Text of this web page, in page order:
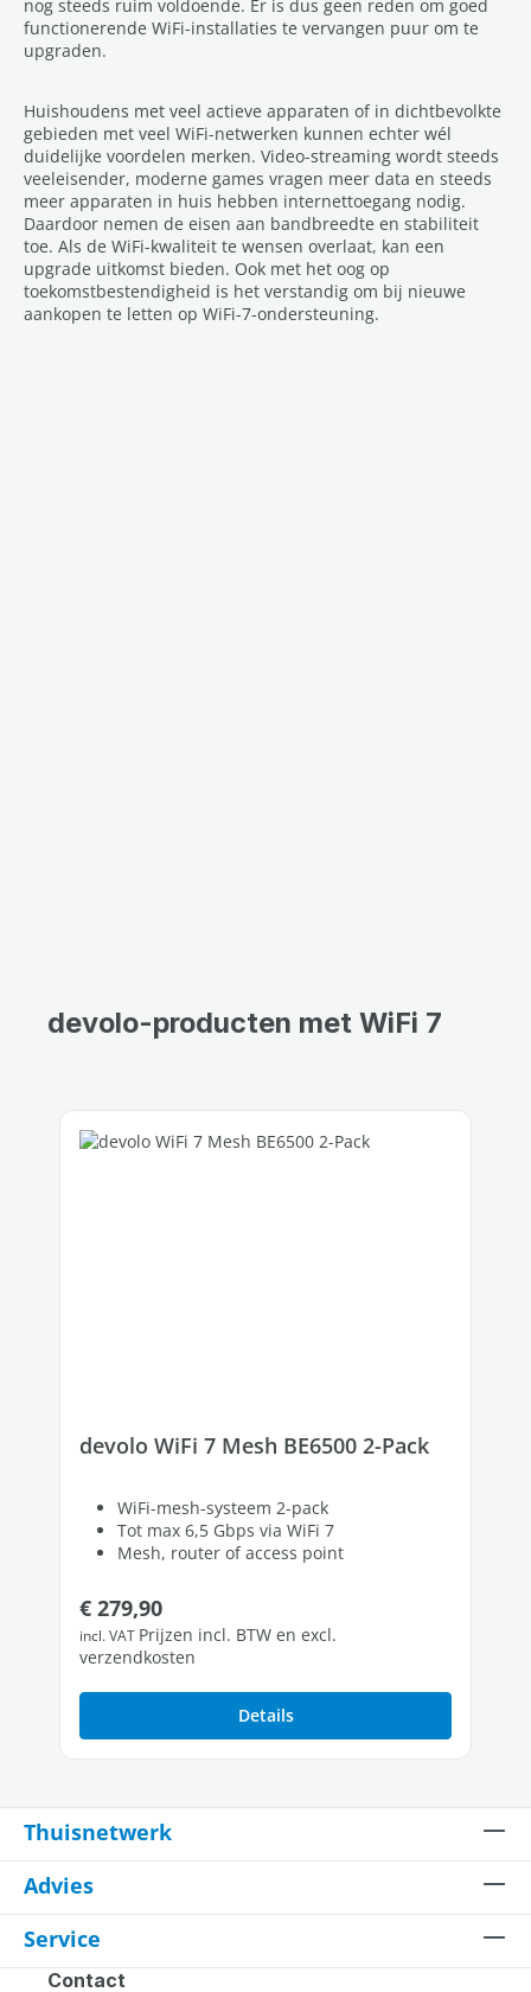
nog steeds ruim voldoende. Er is dus geen reden om goed
functionerende WiFi-installaties te vervangen puur om te
upgraden.
Huishoudens met veel actieve apparaten of in dichtbevolkte
gebieden met veel WiFi-netwerken kunnen echter wél
duidelijke voordelen merken. Video-streaming wordt steeds
veeleisender, moderne games vragen meer data en steeds
meer apparaten in huis hebben internettoegang nodig.
Daardoor nemen de eisen aan bandbreedte en stabiliteit
toe. Als de WiFi-kwaliteit te wensen overlaat, kan een
upgrade uitkomst bieden. Ook met het oog op
toekomstbestendigheid is het verstandig om bij nieuwe
aankopen te letten op WiFi-7-ondersteuning.
devolo-producten met WiFi 7
Productgalerij overslaan
devolo WiFi 7 Mesh BE6500 2-Pack
WiFi-mesh-systeem 2-pack
Tot max 6,5 Gbps via WiFi 7
Mesh, router of access point
Normale prijs:
€ 279,90
incl. VAT Prijzen incl. BTW en excl.
verzendkosten
Details
Thuisnetwerk
Advies
Service
Contact